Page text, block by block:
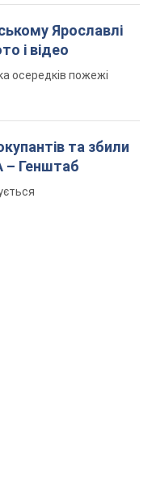
Ярославлі
і відео
осередків пожежі
та збили
– Генштаб